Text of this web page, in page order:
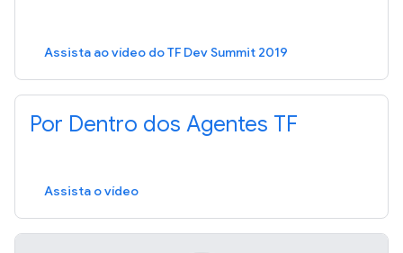
Assista ao vídeo do TF Dev Summit 2019
Por Dentro dos Agentes TF
Assista o vídeo